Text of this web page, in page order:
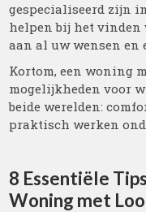
gespecialiseerd zijn
helpen bij het vinden
aan al uw wensen en
Kortom, een woning
mogelijkheden voor
beide werelden:
praktisch werken
8 Essentiële
Woning met